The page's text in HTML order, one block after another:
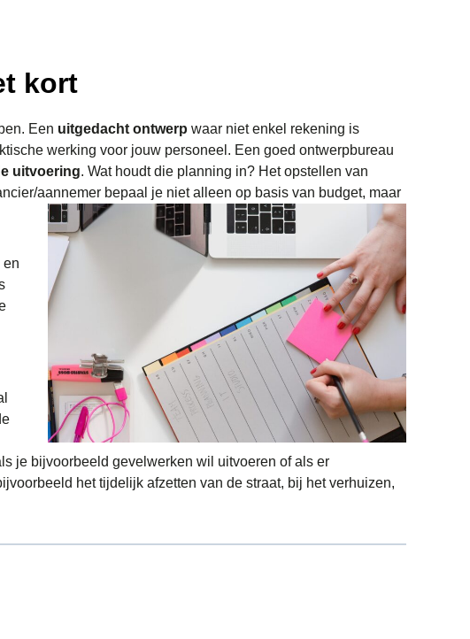
kort
Een uitgedacht ontwerp waar niet enkel rekening is
werking voor jouw personeel. Een goed ontwerpbureau
uitvoering. Wat houdt die planning in? Het opstellen van
aannemer bepaal je niet alleen op basis van budget, maar
en
je bijvoorbeeld gevelwerken wil uitvoeren of als er
het tijdelijk afzetten van de straat, bij het verhuizen,